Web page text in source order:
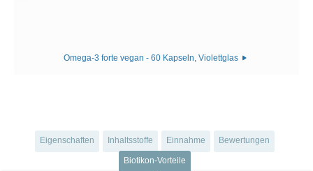
Omega-3 forte vegan - 60 Kapseln, Violettglas
Eigenschaften Inhaltsstoffe Einnahme Bewertungen
Biotikon-Vorteile